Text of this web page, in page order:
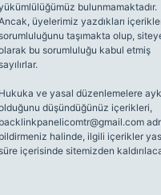
bulunmamaktadır.
üyelerimiz yazdıkları
sorumluluğunu taşımakta olup,
bu sorumluluğu kabul etmiş
sayılırlar.
Hukuka ve yasal düzenlemelere
düşündüğünüz içerikleri,
backlinkpanelicomtr@gmail.com
bildirmeniz halinde, ilgili içerikler
süre içerisinde sitemizden